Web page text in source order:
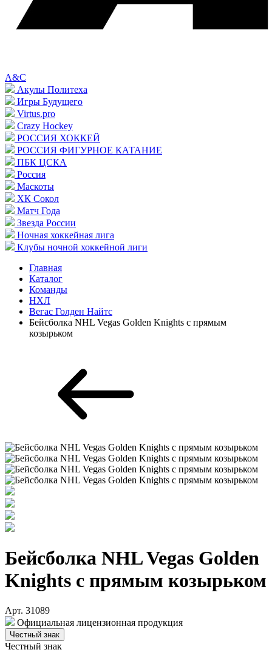
A&C
Акулы Политеха
Игры Будущего
Virtus.pro
Crazy Hockey
РОССИЯ ХОККЕЙ
РОССИЯ ФИГУРНОЕ КАТАНИЕ
ПБК ЦСКА
Россия
Маскоты
ХК Сокол
Матч Года
Звезда России
Ночная хоккейная лига
Клубы ночной хоккейной лиги
Главная
Каталог
Команды
НХЛ
Вегас Голден Найтс
Бейсболка NHL Vegas Golden Knights с прямым
козырьком
Бейсболка NHL Vegas Golden
Knights с прямым козырьком
Арт. 31089
Официальная лицензионная продукция
Честный знак
Честный знак